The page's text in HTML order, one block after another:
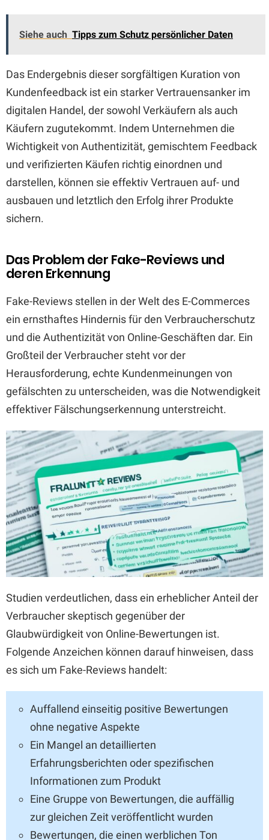
Siehe auch Tipps zum Schutz persönlicher Daten
Das Endergebnis dieser sorgfältigen Kuration von
Kundenfeedback ist ein starker Vertrauensanker im
digitalen Handel, der sowohl Verkäufern als auch
Käufern zugutekommt. Indem Unternehmen die
Wichtigkeit von Authentizität, gemischtem Feedback
und verifizierten Käufen richtig einordnen und
darstellen, können sie effektiv Vertrauen auf- und
ausbauen und letztlich den Erfolg ihrer Produkte
sichern.
Das Problem der Fake-Reviews und
deren Erkennung
Fake-Reviews stellen in der Welt des E-Commerces
ein ernsthaftes Hindernis für den Verbraucherschutz
und die Authentizität von Online-Geschäften dar. Ein
Großteil der Verbraucher steht vor der
Herausforderung, echte Kundenmeinungen von
gefälschten zu unterscheiden, was die Notwendigkeit
effektiver Fälschungserkennung unterstreicht.
Studien verdeutlichen, dass ein erheblicher Anteil der
Verbraucher skeptisch gegenüber der
Glaubwürdigkeit von Online-Bewertungen ist.
Folgende Anzeichen können darauf hinweisen, dass
es sich um Fake-Reviews handelt:
Auffallend einseitig positive Bewertungen
ohne negative Aspekte
Ein Mangel an detaillierten
Erfahrungsberichten oder spezifischen
Informationen zum Produkt
Eine Gruppe von Bewertungen, die auffällig
zur gleichen Zeit veröffentlicht wurden
Bewertungen, die einen werblichen Ton